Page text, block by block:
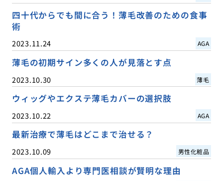
四十代からでも間に合う！薄毛改善のための食事
術
2023.11.24 AGA
薄毛の初期サイン多くの人が見落とす点
2023.10.30 薄毛
ウィッグやエクステ薄毛カバーの選択肢
2023.10.22 AGA
最新治療で薄毛はどこまで治せる？
2023.10.09 男性化粧品
AGA個人輸入より専門医相談が賢明な理由